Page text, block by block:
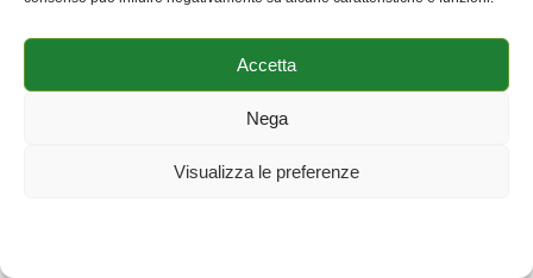
Accetta
Nega
Visualizza le preferenze
La pompa di calore: Cos’è, convenienza e
Risparmio Energetico con la Regolazione
degli Impianti di Riscaldamento